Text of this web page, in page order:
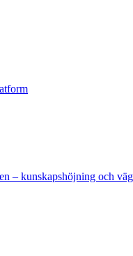
– kunskapshöjning och